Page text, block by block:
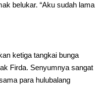
belukar. “Aku sudah lama
ketiga tangkai bunga
Firda. Senyumnya sangat
para hulubalang